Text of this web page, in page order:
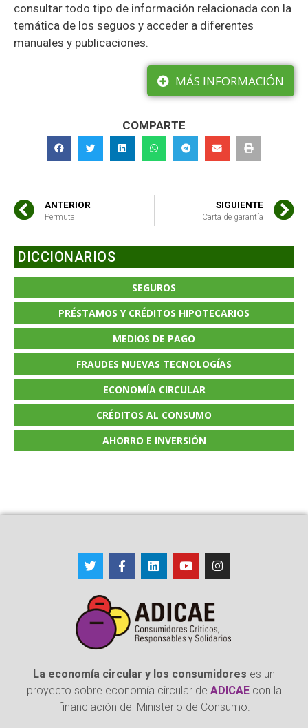
consultar todo tipo de información relacionada con la
temática de los seguos y acceder a diferentes
manuales y publicaciones.
MÁS INFORMACIÓN
COMPARTE
ANTERIOR
Permuta
SIGUIENTE
Carta de garantía
DICCIONARIOS
SEGUROS
PRÉSTAMOS Y CRÉDITOS HIPOTECARIOS
MEDIOS DE PAGO
FRAUDES NUEVAS TECNOLOGÍAS
ECONOMÍA CIRCULAR
CRÉDITOS AL CONSUMO
AHORRO E INVERSIÓN
La economía circular y los consumidores es un
proyecto sobre economía circular de ADICAEcon la
financiación del Ministerio de Consumo.